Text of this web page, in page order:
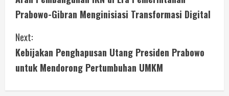
o
n
t
i
Prabowo-Gibran Menginisiasi Transformasi Digital
Next:
Kebijakan Penghapusan Utang Presiden Prabowo
untuk Mendorong Pertumbuhan UMKM